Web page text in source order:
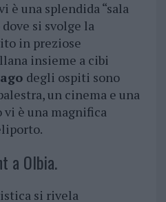
è una splendida “sala
si svolge la
in preziose
insieme a cibi
degli ospiti sono
un cinema e una
vi è una magnifica
a Olbia.
si rivela